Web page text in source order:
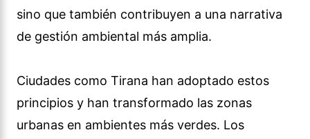
sino que también contribuyen a una narrativa
de gestión ambiental más amplia.
Ciudades como Tirana han adoptado estos
principios y han transformado las zonas
urbanas en ambientes más verdes. Los